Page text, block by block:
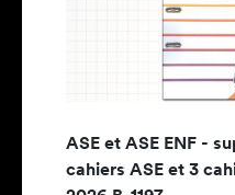
ASE et ASE ENF -
cahiers ASE et 3